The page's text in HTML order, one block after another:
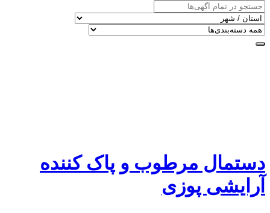
دستمال مرطوب و پاک کننده
آرایشی پوزی